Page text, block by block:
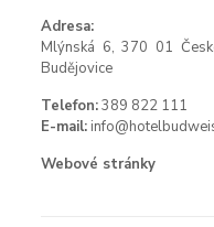
Adresa:
Mlýnská 6, 370 01
Budějovice
Telefon:389 822 111
E-mail:
Webové stránky